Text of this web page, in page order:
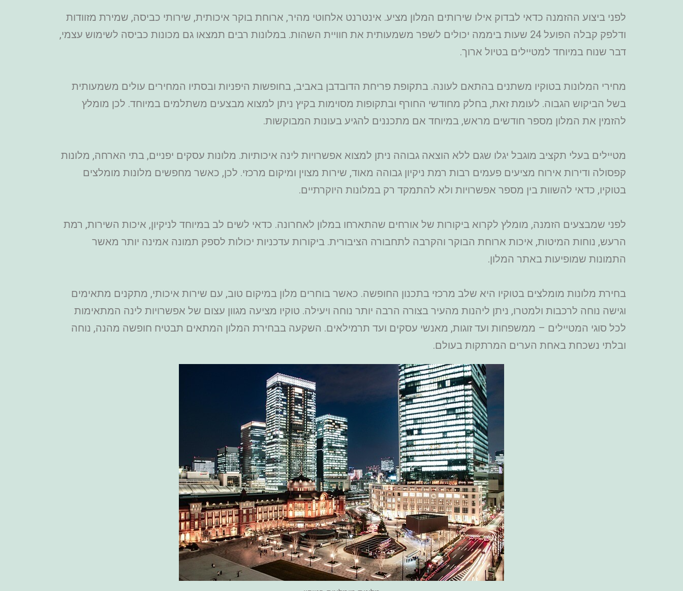
לפני ביצוע ההזמנה כדאי לבדוק אילו שירותים המלון מציע. אינטרנט אלחוטי מהיר, ארוחת בוקר איכותית, שירותי כביסה, שמירת מזוודות
ודלפק קבלה הפועל 24 שעות ביממה יכולים לשפר משמעותית את חוויית השהות. במלונות רבים תמצאו גם מכונות כביסה לשימוש עצמי,
דבר שנוח במיוחד למטיילים בטיול ארוך.
מחירי המלונות בטוקיו משתנים בהתאם לעונה. בתקופת פריחת הדובדבן באביב, בחופשות היפניות ובסתיו המחירים עולים משמעותית
בשל הביקוש הגבוה. לעומת זאת, בחלק מחודשי החורף ובתקופות מסוימות בקיץ ניתן למצוא מבצעים משתלמים במיוחד. לכן מומלץ
להזמין את המלון מספר חודשים מראש, במיוחד אם מתכננים להגיע בעונות המבוקשות.
מטיילים בעלי תקציב מוגבל יגלו שגם ללא הוצאה גבוהה ניתן למצוא אפשרויות לינה איכותיות. מלונות עסקים יפניים, בתי הארחה, מלונות
קפסולה ודירות אירוח מציעים פעמים רבות רמת ניקיון גבוהה מאוד, שירות מצוין ומיקום מרכזי. לכן, כאשר מחפשים מלונות מומלצים
בטוקיו, כדאי להשוות בין מספר אפשרויות ולא להתמקד רק במלונות היוקרתיים.
לפני שמבצעים הזמנה, מומלץ לקרוא ביקורות של אורחים שהתארחו במלון לאחרונה. כדאי לשים לב במיוחד לניקיון, איכות השירות, רמת
הרעש, נוחות המיטות, איכות ארוחת הבוקר והקרבה לתחבורה הציבורית. ביקורות עדכניות יכולות לספק תמונה אמינה יותר מאשר
התמונות שמופיעות באתר המלון.
בחירת מלונות מומלצים בטוקיו היא שלב מרכזי בתכנון החופשה. כאשר בוחרים מלון במיקום טוב, עם שירות איכותי, מתקנים מתאימים
וגישה נוחה לרכבות ולמטרו, ניתן ליהנות מהעיר בצורה הרבה יותר נוחה ויעילה. טוקיו מציעה מגוון עצום של אפשרויות לינה המתאימות
לכל סוגי המטיילים – ממשפחות ועד זוגות, מאנשי עסקים ועד תרמילאים. השקעה בבחירת המלון המתאים תבטיח חופשה מהנה, נוחה
ובלתי נשכחת באחת הערים המרתקות בעולם.